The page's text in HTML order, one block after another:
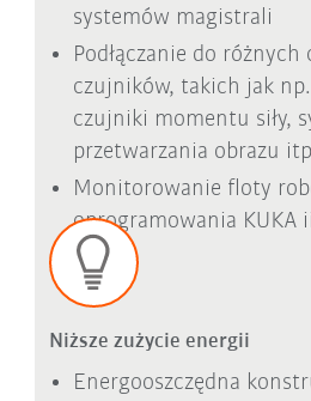
systemów magistrali
Podłączanie do
czujników, takich jak
czujniki momentu siły,
przetwarzania obrazu
Monitorowanie floty
oprogramowania KUKA
Niższe zużycie energii
Energooszczędna